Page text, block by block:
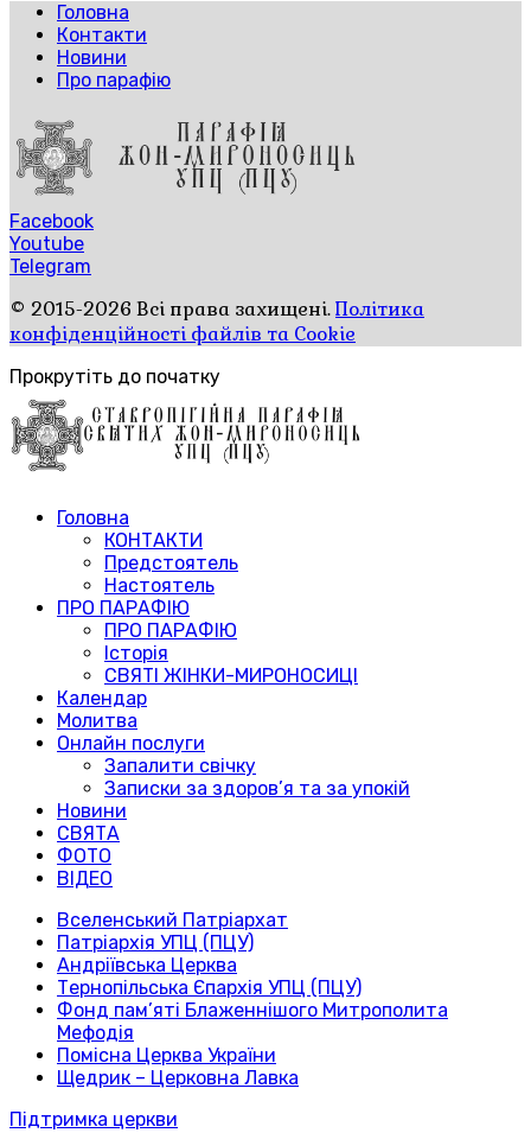
Головна
Контакти
Новини
Про парафію
Facebook
Youtube
Telegram
© 2015-2026 Всі права захищені.Політика
конфіденційності файлів та Cookie
Прокрутіть до початку
Головна
КОНТАКТИ
Предстоятель
Настоятель
ПРО ПАРАФІЮ
ПРО ПАРАФІЮ
Історія
СВЯТІ ЖІНКИ-МИРОНОСИЦІ
Календар
Молитва
Онлайн послуги
Запалити свічку
Записки за здоров’я та за упокій
Новини
СВЯТА
ФОТО
ВІДЕО
Вселенський Патріархат
Патріархія УПЦ (ПЦУ)
Андріївська Церква
Тернопільська Єпархія УПЦ (ПЦУ)
Фонд пам’яті Блаженнішого Митрополита
Мефодія
Помісна Церква України
Щедрик – Церковна Лавка
Підтримка церкви